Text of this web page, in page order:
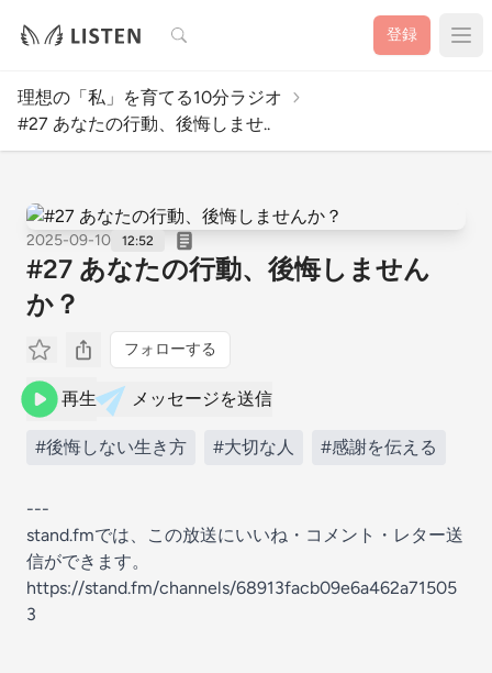
検索 登録
理想の「私」を育てる10分ラジオ
#27 あなたの行動、後悔しませ..
2025-09-10 12:52
#27 あなたの行動、後悔しません
か？
フォローする
再生 メッセージを送信
#後悔しない生き方 #大切な人 #感謝を伝える
---
stand.fmでは、この放送にいいね・コメント・レター送
信ができます。
https://stand.fm/channels/68913facb09e6a462a71505
3